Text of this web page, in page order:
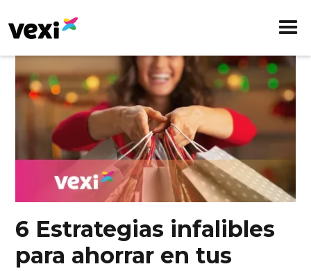
6 Estrategias infalibles
para ahorrar en tus